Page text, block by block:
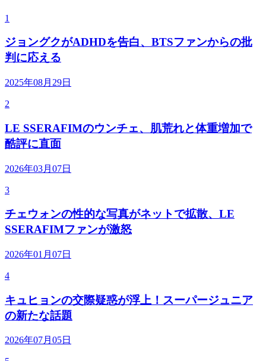
1
ジョングクがADHDを告白、BTSファンからの批
判に応える
2025年08月29日
2
LE SSERAFIMのウンチェ、肌荒れと体重増加で
酷評に直面
2026年03月07日
3
チェウォンの性的な写真がネットで拡散、LE
SSERAFIMファンが激怒
2026年01月07日
4
キュヒョンの交際疑惑が浮上！スーパージュニア
の新たな話題
2026年07月05日